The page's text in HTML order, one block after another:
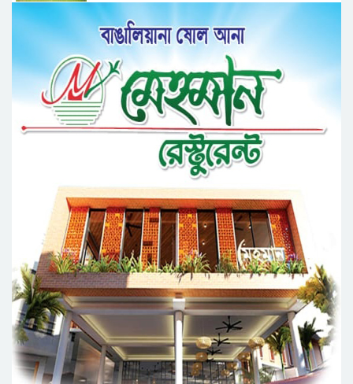
সিলেট জেলা জামায়াতে ইসলামীর এ্যাসিস্ট্যান্ট
সেক্রেটারী অধ্যক্ষ নজরুল ইসলাম বলেছেন
সিলেটে গ্যাস সংকট নিয়ে যা বলল জালালাবাদ
প্রতিষ্ঠার এক বছর: গবেষণা, অর্জন ও অঙ্গীকারে নতুন
দিগন্তে মেট্রোপলিটন ইউনিভার্সিটি রিসার্চ সোসাইটি
জেলা পরিষদের প্রশাসক আবুল কাহের চৌধুরী জুলাই
স্মৃতিস্তম্ভে শ্রদ্ধা নিবেদন
সিলেট মহানগর ছাত্রশিবিরের মিছিল সম্পন্ন
ধরিত্রী রক্ষায় আমরা’র উদ্যোগে সিলেটে বৃক্ষ রোপনের
কর্মসূচি পালন
সিলেটে সড়ক দু*র্ঘ*ট*নায় প্রাণ গেল যুবকের
নর্থ ইস্ট ইউনিভার্সিটিতে রচনা ও আবৃত্তি
প্রতিযোগিতার পুরষ্কার বিতরণী অনুষ্ঠিত